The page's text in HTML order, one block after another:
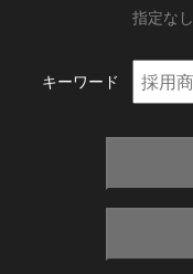
指定なし
キーワード